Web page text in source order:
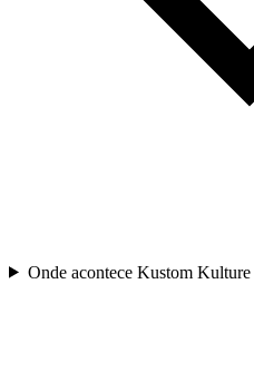
Onde acontece Kustom